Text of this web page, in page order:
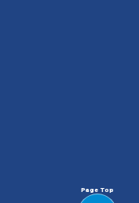
Page Top